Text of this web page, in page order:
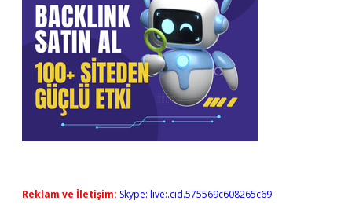
Reklam ve İletişim: Skype: live:.cid.575569c608265c69